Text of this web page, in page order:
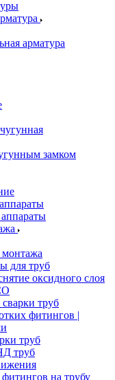
арматура
замком
для труб
оксидного слоя
труб
фитингов |
труб
труб
на трубу